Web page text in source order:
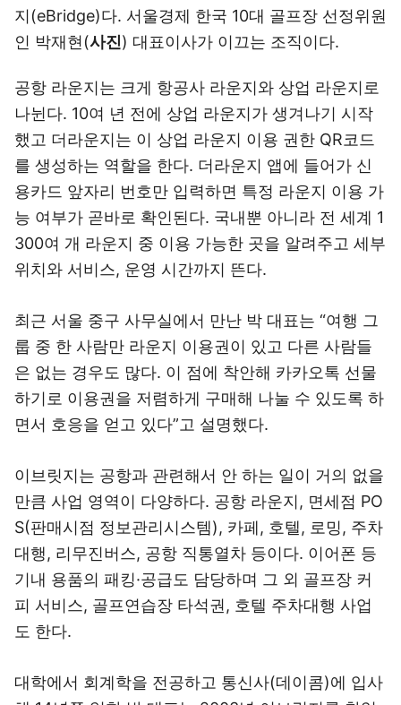
지(eBridge)다. 서울경제 한국 10대 골프장 선정위원
인 박재현(사진) 대표이사가 이끄는 조직이다.
공항 라운지는 크게 항공사 라운지와 상업 라운지로
나뉜다. 10여 년 전에 상업 라운지가 생겨나기 시작
했고 더라운지는 이 상업 라운지 이용 권한 QR코드
를 생성하는 역할을 한다. 더라운지 앱에 들어가 신
용카드 앞자리 번호만 입력하면 특정 라운지 이용 가
능 여부가 곧바로 확인된다. 국내뿐 아니라 전 세계 1
300여 개 라운지 중 이용 가능한 곳을 알려주고 세부
위치와 서비스, 운영 시간까지 뜬다.
최근 서울 중구 사무실에서 만난 박 대표는 “여행 그
룹 중 한 사람만 라운지 이용권이 있고 다른 사람들
은 없는 경우도 많다. 이 점에 착안해 카카오톡 선물
하기로 이용권을 저렴하게 구매해 나눌 수 있도록 하
면서 호응을 얻고 있다”고 설명했다.
이브릿지는 공항과 관련해서 안 하는 일이 거의 없을
만큼 사업 영역이 다양하다. 공항 라운지, 면세점 PO
S(판매시점 정보관리시스템), 카페, 호텔, 로밍, 주차
대행, 리무진버스, 공항 직통열차 등이다. 이어폰 등
기내 용품의 패킹·공급도 담당하며 그 외 골프장 커
피 서비스, 골프연습장 타석권, 호텔 주차대행 사업
도 한다.
대학에서 회계학을 전공하고 통신사(데이콤)에 입사